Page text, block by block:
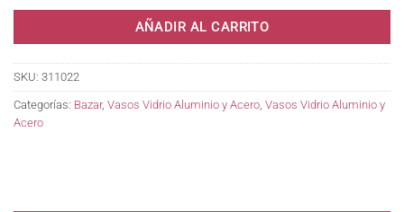
AÑADIR AL CARRITO
SKU: 311022
Categorías: Bazar, Vasos Vidrio Aluminio y Acero Vasos Vidrio Aluminio y
Acero